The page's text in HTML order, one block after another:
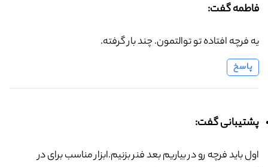
فاطمه گفت:
یه فرچه افتاده تو توالتمون. چند بار گرفته.
پاسخ
پشتیبانی گفت:
اول باید فرچه رو در بیاریم بعد فنر بزنیم.ابزار مناسب برای در